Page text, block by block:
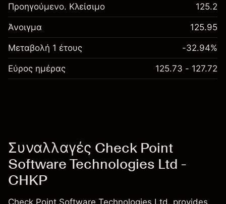
Προηγούμενο. Κλείσιμο 125.2
Άνοιγμα 125.95
Μεταβολή 1 έτους -32.94%
Εύρος ημέρας 125.73 - 127.72
Συναλλαγές Check Point
Software Technologies Ltd -
CHKP
Check Point Software Technologies Ltd. provides